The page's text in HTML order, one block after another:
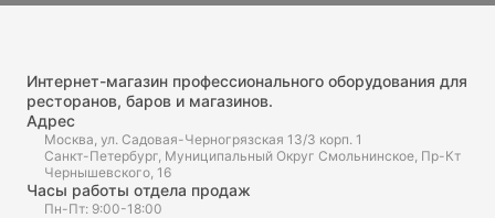
Интернет-магазин профессионального оборудования для
ресторанов, баров и магазинов.
Адрес
Москва, ул. Садовая-Черногрязская 13/3 корп. 1
Санкт-Петербург, Муниципальный Округ Смольнинское, Пр-Кт
Чернышевского, 16
Часы работы отдела продаж
Пн-Пт: 9:00-18:00